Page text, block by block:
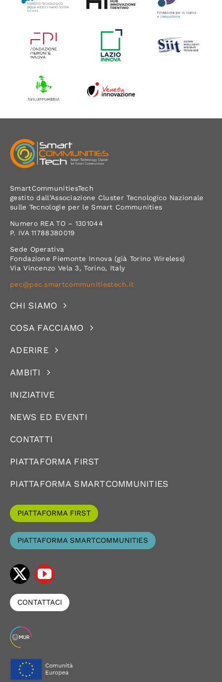
SmartCommunitiesTech
gestito dall’Associazione Cluster Tecnologico Nazionale
sulle Tecnologie per le Smart Communities
Numero REA TO – 1301044
P. IVA 11788380019
Sede Operativa
Fondazione Piemonte Innova (già Torino Wireless)
Via Vincenzo Vela 3, Torino, Italy
pec@pec.smartcommunitiestech.it
CHI SIAMO
COSA FACCIAMO
ADERIRE
AMBITI
INIZIATIVE
NEWS ED EVENTI
CONTATTI
PIATTAFORMA FIRST
PIATTAFORMA SMARTCOMMUNITIES
PIATTAFORMA FIRST
PIATTAFORMA SMARTCOMMUNITIES
CONTATTACI